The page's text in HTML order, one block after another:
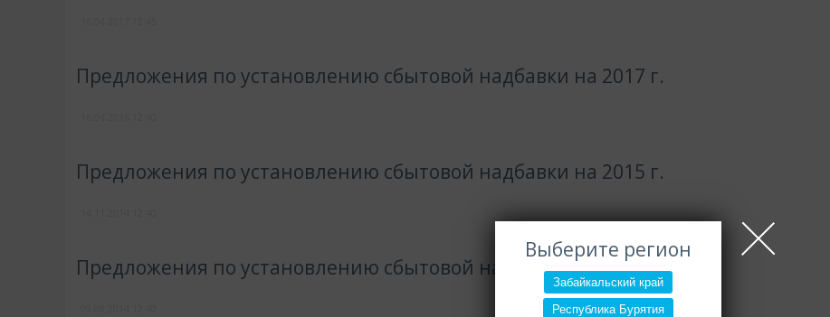
Выберите регион
Забайкальский край
Республика Бурятия
Предложения по установлению сбытовой надбавки на 2017 г.
Предложения по установлению сбытовой надбавки на 2015 г.
Предложения по установлению сбытовой надбавки на 2016 г.